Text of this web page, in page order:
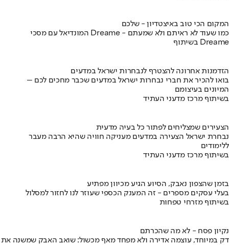
המקום הכי טוב באיצטדיון - שלכם
המונדיאל עם מסכי Dreame - כמו שעוד לא ראיתם ולא שמעתם
בשיתוף Dreame
הזדמנות אחרונה להצטרף לנבחרות ישראל במדעים
בואו להכיר את חברי נבחרות ישראל במדעים שכבר מחכים לכם –
המיונים בעיצומם
בשיתוף מרכז מדעני העתיד
הצעירים שמצליחים לפתור כל בעיה מדעית
נבחרת ישראל הצעירה במדעים מעניקה חוויה שהיא הרבה מעבר
ללימודים
בשיתוף מרכז מדעני העתיד
בזמן שהצפון נאבק, הסיוע הגיע מכיוון מפתיע
בעלי עסקים מספרים - זה המענק הכספי שעוזר לנו לחזור למסלול
בשיתוף מזרחי טפחות
נקיון פסח - לא מה שהכרתם
דק במיוחד, עוצמה אדירה ולא מפחד מאף מכשול: שואב האבק שמשנה את